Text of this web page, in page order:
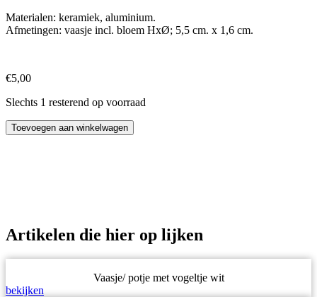
Materialen: keramiek, aluminium.
Afmetingen: vaasje incl. bloem HxØ; 5,5 cm. x 1,6 cm.
€5,00
Slechts 1 resterend op voorraad
Mini-
vaasje
Toevoegen aan winkelwagen
Artikelen die hier op lijken
Vaasje/ potje met vogeltje wit
bekijken